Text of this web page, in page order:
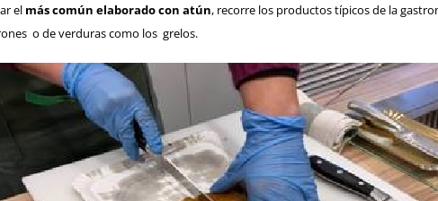
el más común elaborado con atún, recorre los productos típicos de la
o de verduras como los grelos.